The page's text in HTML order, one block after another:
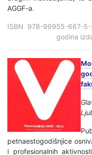
AGGF-a.
ISBN 978-
godina
petnaestogodišnjice
i profesionalnih